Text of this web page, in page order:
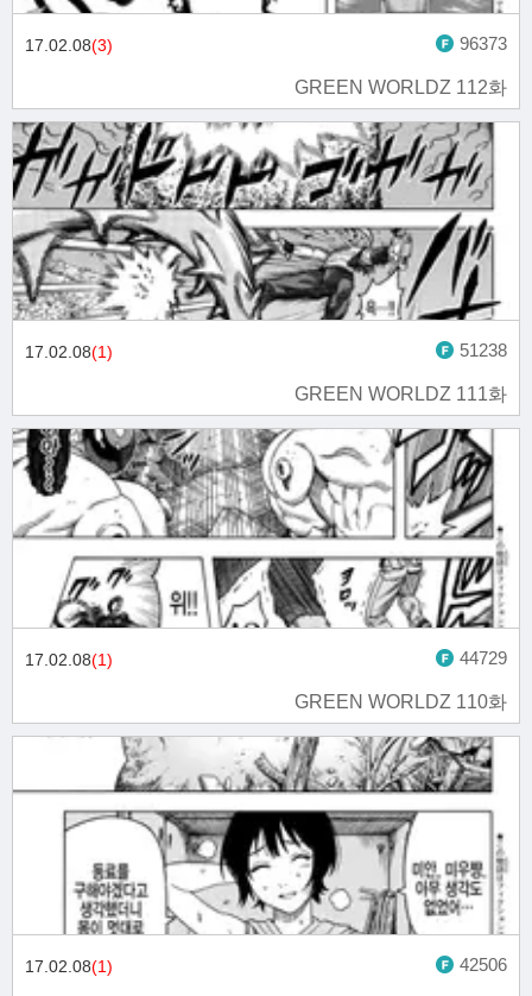
GREEN WORLDZ 112화
17.02.08(3) 96373
GREEN WORLDZ 111화
17.02.08(1) 51238
GREEN WORLDZ 110화
17.02.08(1) 44729
17.02.08(1) 42506